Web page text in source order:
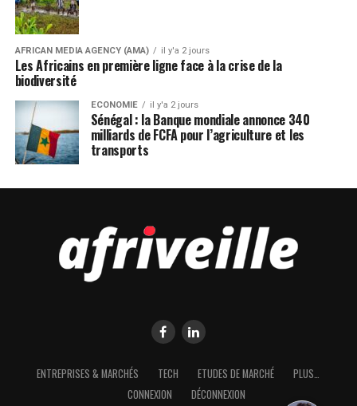
AFRICAN MEDIA AGENCY (AMA) il y'a 2 jours
Les Africains en première ligne face à la crise de la
biodiversité
ECONOMIE il y'a 2 jours
Sénégal : la Banque mondiale annonce 340
milliards de FCFA pour l’agriculture et les
transports
ENTREPRISES & MARCHÉS TECH ETUDES DE MARCHÉ
PLUS…
CONNEXION
DÉCONNEXION